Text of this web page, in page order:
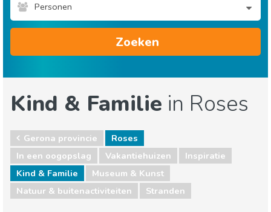
Personen
Zoeken
Kind & Familie in Roses
Gerona provincie
Roses
In een oogopslag
Vakantiehuizen
Inspiratie
Kind & Familie
Museum & Kunst
Natuur & buitenactiviteiten
Stranden